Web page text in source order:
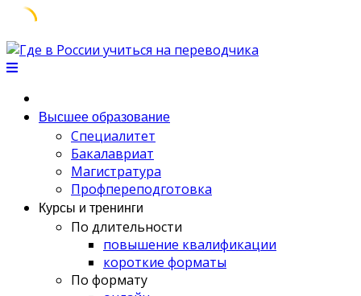
Skip
to
Высшее образование
Специалитет
Бакалавриат
Магистратура
Профпереподготовка
Курсы и тренинги
По длительности
повышение квалификации
короткие форматы
По формату